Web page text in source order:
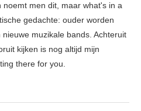
noemt men dit, maar what's in a
gedachte: ouder worden
muzikale bands. Achteruit
kijken is nog altijd mijn
there for you.